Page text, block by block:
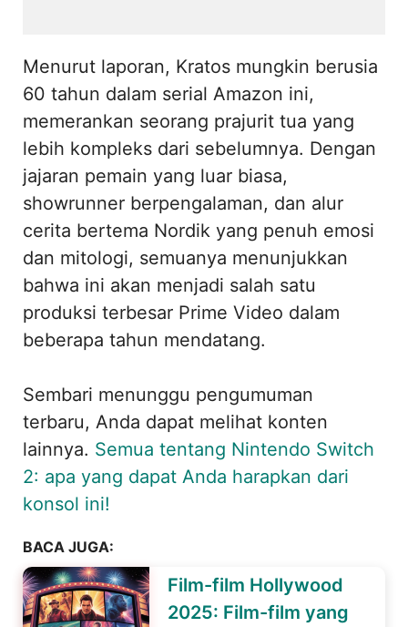
Menurut laporan, Kratos mungkin berusia
60 tahun dalam serial Amazon ini,
memerankan seorang prajurit tua yang
lebih kompleks dari sebelumnya. Dengan
jajaran pemain yang luar biasa,
showrunner berpengalaman, dan alur
cerita bertema Nordik yang penuh emosi
dan mitologi, semuanya menunjukkan
bahwa ini akan menjadi salah satu
produksi terbesar Prime Video dalam
beberapa tahun mendatang.
Sembari menunggu pengumuman
terbaru, Anda dapat melihat konten
lainnya. Semua tentang Nintendo Switch
2: apa yang dapat Anda harapkan dari
konsol ini!
BACA JUGA:
Film-film Hollywood
2025: Film-film yang